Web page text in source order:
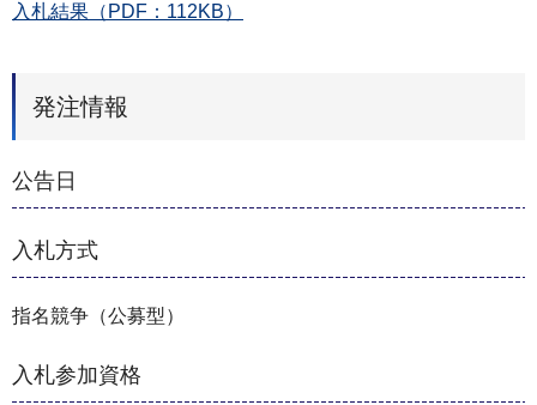
入札結果（PDF：112KB）
発注情報
公告日
入札方式
指名競争（公募型）
入札参加資格